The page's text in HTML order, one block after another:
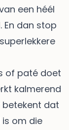
een héél
En dan stop
of paté doet
kalmerend
betekent dat
om die